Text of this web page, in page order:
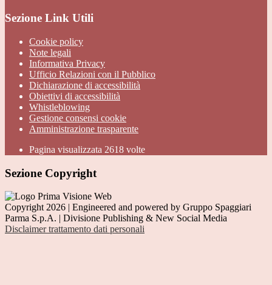
Sezione Link Utili
Cookie policy
Note legali
Informativa Privacy
Ufficio Relazioni con il Pubblico
Dichiarazione di accessibilità
Obiettivi di accessibilità
Whistleblowing
Gestione consensi cookie
Amministrazione trasparente
Pagina visualizzata 2618 volte
Sezione Copyright
Copyright 2026 | Engineered and powered by Gruppo Spaggiari
Parma S.p.A. | Divisione Publishing & New Social Media
Disclaimer trattamento dati personali